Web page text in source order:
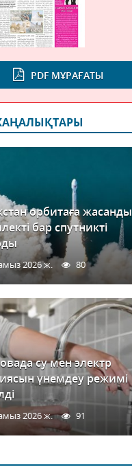
PDF МҰРАҒАТЫ
орбитаға жасанды
бар спутникті
2026 ж. 80
су мен электр
үнемдеу режимі
2026 ж. 91